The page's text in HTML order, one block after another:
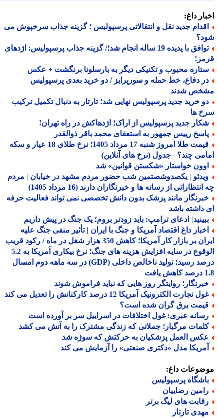
داغ:
جدید نقل و انتقالاتی پرسپولیس ؛ گزینه جذاب سرخپوش می
توافق با پدیده 19 ساله انجام شد؛/ گزینه جذاب پرسپولیس: اژدهای
محبوب و تکنیکی دیگر به بارسلونا برنگشت + عکس
دفاع، خط حمله و سورپرایز / دو خرید بعدی پرسپولیس
شدند
خرید جدید پرسپولیس نهایی شد؛ تارتار به دنبال تکمیل ترکیب
ها
جدید پرسپولیس از اراک؛ اژدهاکش در راه تهران!
رییس جمهور به استعفای محمد باقر ذوالقدر
قیمت طلا امروز شنبه 17 مرداد 1405؛ نرخ طلای 18 عیار و سکه
چند؟ +جدول (نرخ های آنلاین)
خواستار «شکستن قوانین» شد
| یکصدوشصتمین شب حضور مردم مشهد در خیابان | مردم
از رسانه ها و خبرنگاران دارند (16 مرداد 1405)
مانند پزشک بدون دانش تخصصی نمی تواند فعالیت حرفه
داشته باشد
ادعای ترامپ: باید زودتر بروم؛ یک جنگ در پیش داریم
داغ اقتصاد آمریکا و جنگ با ایران | تأثیر منفی جنگ علیه
ایران بر بازار کار آمریکا؛ کاهش 350 هزار شغل در ماه / رکود قریب
الوقوع در سایه افزایش هزینه های جنگ؛ نرخ بیکاری آمریکا به 5.2
درصد رسید؛ تولید ناخالص داخلی (GDP) در سه ماهه دوم امسال
روایتگر روز هایی که نباید فراموش شوند
تجارت الکترونیک آمریکا 12 درصد کارکنانش را تعدیل می کند
برق گران شده است؟
عبری: غول اختلافات در اسراییل سر بر آورده است
مرگبار؛ جملاتی که زندگی مشترک را به آتش می کشد
العمل پزشکیان به حرکتش که سوژه شد
مدل «دکتری صنعتی» را آزمایش می کند
داغ:
پرسپولیس
رضاییان
های لیگ برتر
تارتار